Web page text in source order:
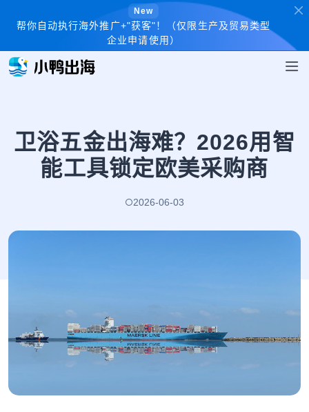
New
帮你自动执行海外推广+"获客"！（仅限生产及贸易类型
企业申请使用）
卫浴五金出海难？2026用智
能工具锁定欧美采购商
2026-06-03